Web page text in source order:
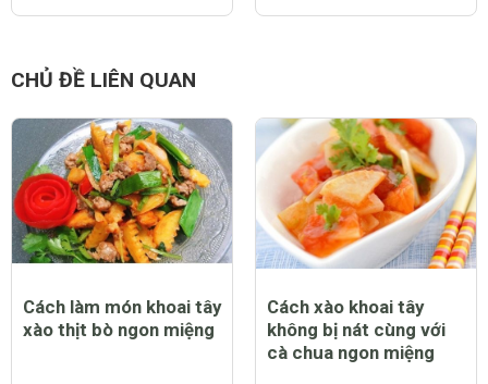
CHỦ ĐỀ LIÊN QUAN
Cách làm món khoai tây
xào thịt bò ngon miệng
Cách xào khoai tây
không bị nát cùng với
cà chua ngon miệng